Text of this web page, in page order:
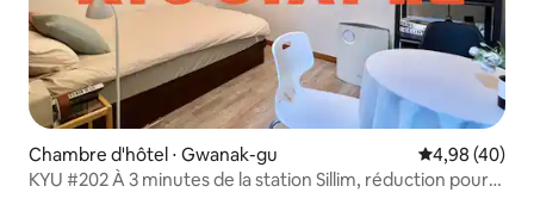
Chambre d'hôtel ⋅ Gwanak-gu Évaluation
4,98 (40)
KYU #202 À 3 minutes de la station Sillim, réduction pour